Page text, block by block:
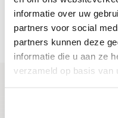
informatie over uw
partners voor social
partners kunnen deze
informatie die u aan ze
verzameld op basis van